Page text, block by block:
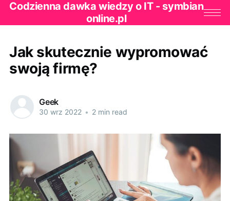
Codzienna dawka wiedzy o IT - symbian
online.pl
Jak skutecznie wypromować
swoją firmę?
Geek
30 wrz 2022 • 2 min read